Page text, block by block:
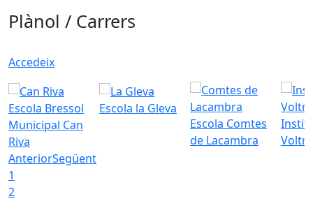
Plànol / Carrers
Accedeix
Escola Bressol
Municipal Can
Riva
Escola la Gleva
Escola Comtes
de Lacambra
AnteriorSegüent
1
2